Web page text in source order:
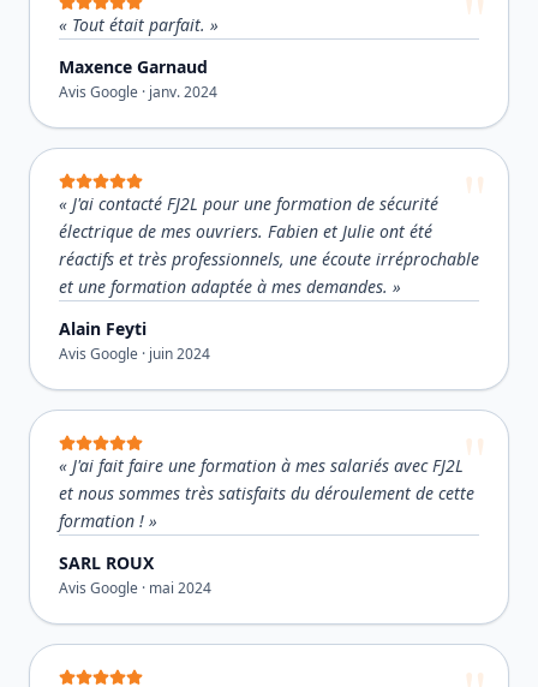
« Tout était parfait. »
Maxence Garnaud
Avis Google · janv. 2024
« J'ai contacté FJ2L pour une formation de sécurité
électrique de mes ouvriers. Fabien et Julie ont été
réactifs et très professionnels, une écoute irréprochable
et une formation adaptée à mes demandes. »
Alain Feyti
Avis Google · juin 2024
« J'ai fait faire une formation à mes salariés avec FJ2L
et nous sommes très satisfaits du déroulement de cette
formation ! »
SARL ROUX
Avis Google · mai 2024